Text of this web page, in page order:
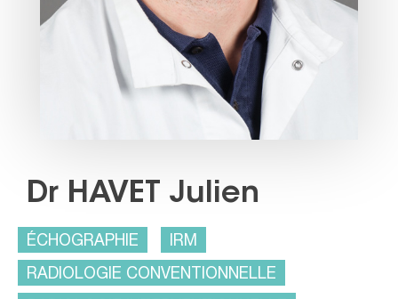
Dr HAVET Julien
ÉCHOGRAPHIE IRM
RADIOLOGIE CONVENTIONNELLE